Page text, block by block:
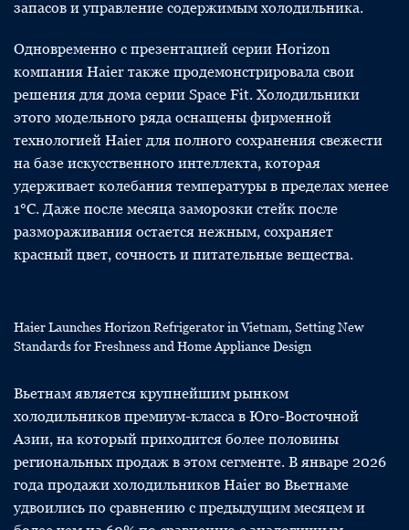
запасов и управление содержимым холодильника.
Одновременно с презентацией серии Horizon
компания Haier также продемонстрировала свои
решения для дома серии Space Fit. Холодильники
этого модельного ряда оснащены фирменной
технологией Haier для полного сохранения свежести
на базе искусственного интеллекта, которая
удерживает колебания температуры в пределах менее
1°C. Даже после месяца заморозки стейк после
размораживания остается нежным, сохраняет
красный цвет, сочность и питательные вещества.
Haier Launches Horizon Refrigerator in Vietnam, Setting New
Standards for Freshness and Home Appliance Design
Вьетнам является крупнейшим рынком
холодильников премиум-класса в Юго-Восточной
Азии, на который приходится более половины
региональных продаж в этом сегменте. В январе 2026
года продажи холодильников Haier во Вьетнаме
удвоились по сравнению с предыдущим месяцем и